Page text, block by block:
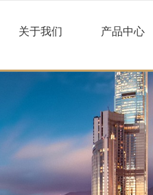
关于我们 产品中心